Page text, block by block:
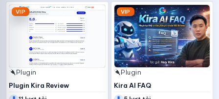
VIP
Plugin
Plugin Kira Review
VIP
Plugin
Kira AI FAQ